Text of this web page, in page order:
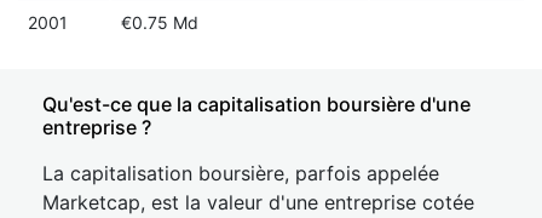
2001 €0.75 Md
Qu'est-ce que la capitalisation boursière d'une
entreprise ?
La capitalisation boursière, parfois appelée
Marketcap, est la valeur d'une entreprise cotée